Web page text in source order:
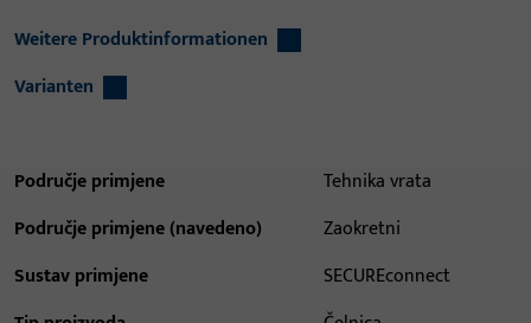
Weitere Produktinformationen
Varianten
Područje primjene
Tehnika vrata
Područje primjene (navedeno)
Zaokretni
Sustav primjene
SECUREconnect